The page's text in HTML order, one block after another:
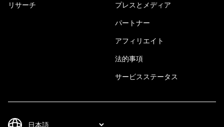
リサーチ プレスとメディア
パートナー
アフィリエイト
法的事項
サービスステータス